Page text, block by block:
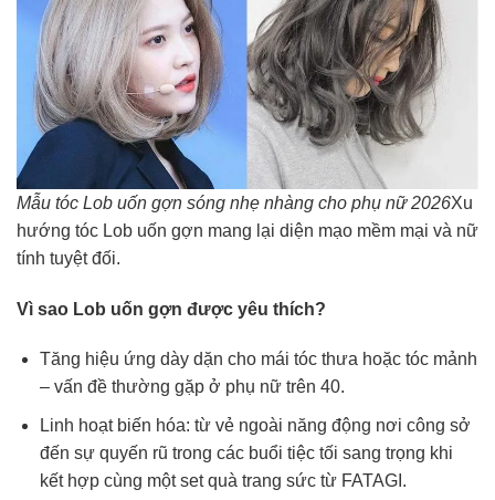
Mẫu tóc Lob uốn gợn sóng nhẹ nhàng cho phụ nữ 2026Xu
hướng tóc Lob uốn gợn mang lại diện mạo mềm mại và nữ
tính tuyệt đối.
Vì sao Lob uốn gợn được yêu thích?
Tăng hiệu ứng dày dặn cho mái tóc thưa hoặc tóc mảnh
– vấn đề thường gặp ở phụ nữ trên 40.
Linh hoạt biến hóa: từ vẻ ngoài năng động nơi công sở
đến sự quyến rũ trong các buổi tiệc tối sang trọng khi
kết hợp cùng một set quà trang sức từ FATAGI.